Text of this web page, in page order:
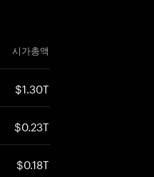
시가총액
$1.30T
$0.23T
$0.18T